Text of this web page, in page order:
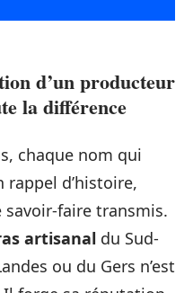
d’un producteur
la différence
chaque nom qui
d’histoire,
savoir-faire transmis.
artisanal du Sud-
ou du Gers n’est